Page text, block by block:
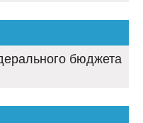
бюджета